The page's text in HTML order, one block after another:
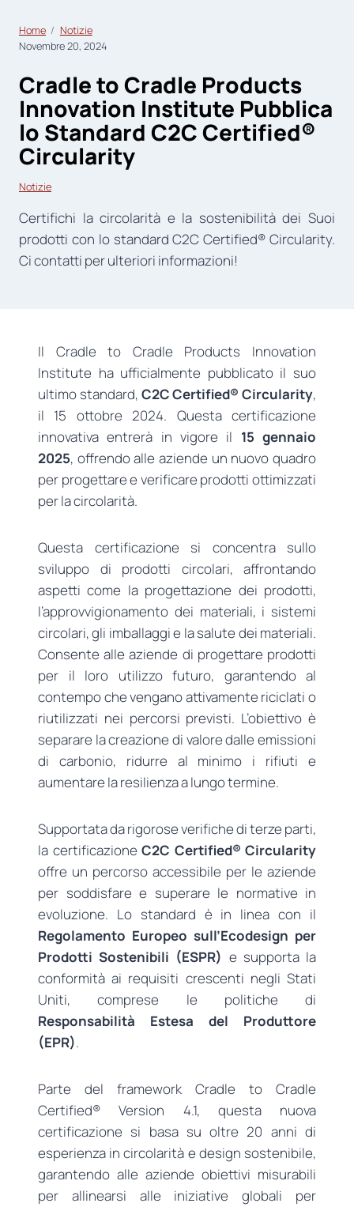
Home
Notizie
Novembre 20, 2024
Cradle to Cradle Products
Innovation Institute Pubblica
lo Standard C2C Certified®
Circularity
Notizie
Certifichi la circolarità e la sostenibilità dei Suoi
prodotti con lo standard C2C Certified® Circularity.
Ci contatti per ulteriori informazioni!
Il Cradle to Cradle Products Innovation
Institute ha ufficialmente pubblicato il suo
ultimo standard, C2C Certified® Circularity,
il 15 ottobre 2024. Questa certificazione
innovativa entrerà in vigore il 15 gennaio
2025, offrendo alle aziende un nuovo quadro
per progettare e verificare prodotti ottimizzati
per la circolarità.
Questa certificazione si concentra sullo
sviluppo di prodotti circolari, affrontando
aspetti come la progettazione dei prodotti,
l’approvvigionamento dei materiali, i sistemi
circolari, gli imballaggi e la salute dei materiali.
Consente alle aziende di progettare prodotti
per il loro utilizzo futuro, garantendo al
contempo che vengano attivamente riciclati o
riutilizzati nei percorsi previsti. L’obiettivo è
separare la creazione di valore dalle emissioni
di carbonio, ridurre al minimo i rifiuti e
aumentare la resilienza a lungo termine.
Supportata da rigorose verifiche di terze parti,
la certificazione C2C Certified® Circularity
offre un percorso accessibile per le aziende
per soddisfare e superare le normative in
evoluzione. Lo standard è in linea con il
Regolamento Europeo sull’Ecodesign per
Prodotti Sostenibili (ESPR) e supporta la
conformità ai requisiti crescenti negli Stati
Uniti, comprese le politiche di
Responsabilità Estesa del Produttore
(EPR).
Parte del framework Cradle to Cradle
Certified® Version 4.1, questa nuova
certificazione si basa su oltre 20 anni di
esperienza in circolarità e design sostenibile,
garantendo alle aziende obiettivi misurabili
per allinearsi alle iniziative globali per